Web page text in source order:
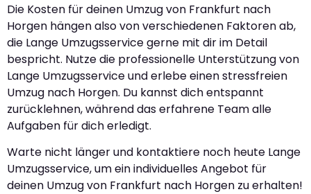
Die Kosten für deinen Umzug von Frankfurt nach
Horgen hängen also von verschiedenen Faktoren ab,
die Lange Umzugsservice gerne mit dir im Detail
bespricht. Nutze die professionelle Unterstützung von
Lange Umzugsservice und erlebe einen stressfreien
Umzug nach Horgen. Du kannst dich entspannt
zurücklehnen, während das erfahrene Team alle
Aufgaben für dich erledigt.
Warte nicht länger und kontaktiere noch heute Lange
Umzugsservice, um ein individuelles Angebot für
deinen Umzug von Frankfurt nach Horgen zu erhalten!